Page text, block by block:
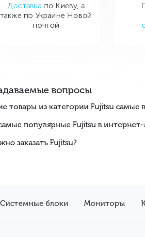
Доставка по Киеву, а
также по Украине Новой
почтой
вопросы
товары из категории Fujitsu самые
популярные Fujitsu в
заказать Fujitsu?
Системные блоки Мониторы